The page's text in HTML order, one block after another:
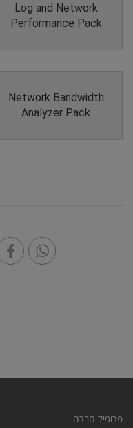
Log and Network
Performance Pack
Network Bandwidth
Analyzer Pack
פרופיל חברה